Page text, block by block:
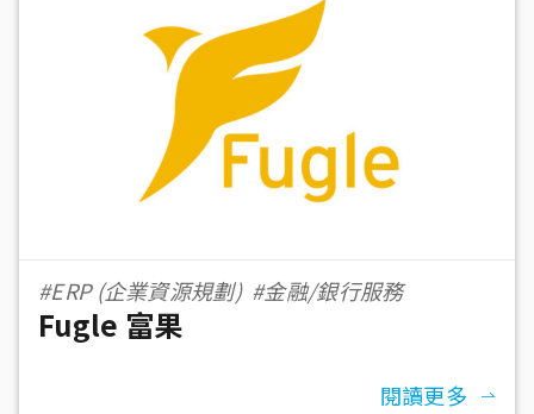
#ERP (企業資源規劃) #金融/銀行服務
Fugle 富果
閱讀更多